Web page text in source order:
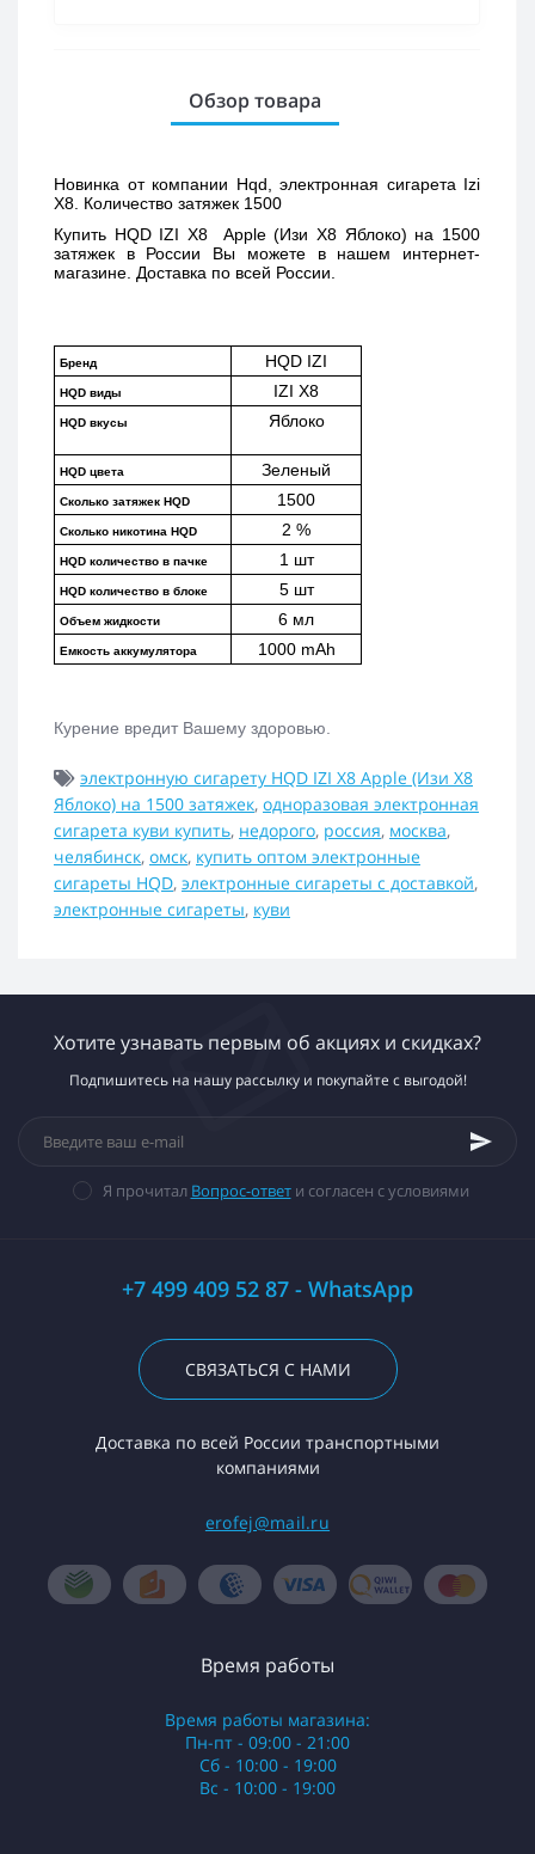
Обзор товара
Новинка от компании Hqd, электронная сигарета Izi
X8. Количество затяжек 1500
Купить HQD IZI X8  Apple (Изи Х8 Яблоко) на 1500
затяжек в России Вы можете в нашем интернет-
магазине. Доставка по всей России.
Бренд HQD IZI
HQD виды IZI X8
HQD вкусы Яблоко
HQD цвета Зеленый
Сколько затяжек HQD 1500
Сколько никотина HQD 2 %
HQD количество в пачке 1 шт
HQD количество в блоке 5 шт
Объем жидкости 6 мл
Емкость аккумулятора 1000 mAh
Курение вредит Вашему здоровью.
электронную сигарету HQD IZI X8 Apple (Изи Х8
Яблоко) на 1500 затяжек, одноразовая электронная
сигарета куви купить, недорого, россия, москва,
челябинск, омск, купить оптом электронные
сигареты HQD, электронные сигареты с доставкой,
электронные сигареты, куви
Хотите узнавать первым об акциях и скидках?
Подпишитесь на нашу рассылку и покупайте с выгодой!
Я прочитал Вопрос-ответи согласен с условиями
+7 499 409 52 87 - WhatsApp
СВЯЗАТЬСЯ С НАМИ
Доставка по всей России транспортными
компаниями
erofej@mail.ru
Время работы
Время работы магазина:
Пн-пт - 09:00 - 21:00
Сб - 10:00 - 19:00
Вс - 10:00 - 19:00